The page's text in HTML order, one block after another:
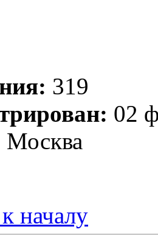
319
02
Москва
началу